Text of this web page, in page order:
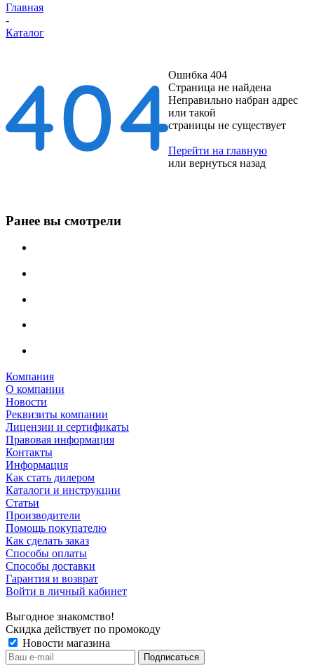
Главная
-
Каталог
Ошибка 404
Страница не найдена
Неправильно набран адрес
или такой
страницы не существует
Перейти на главную
или вернуться назад
Ранее вы смотрели
Компания
О компании
Новости
Реквизиты компании
Лицензии и сертификаты
Правовая информация
Контакты
Информация
Как стать дилером
Каталоги и инструкции
Статьи
Производители
Помощь покупателю
Как сделать заказ
Способы оплаты
Способы доставки
Гарантия и возврат
Войти в личный кабинет
Выгодное знакомство!
Скидка действует по промокоду
Новости магазина